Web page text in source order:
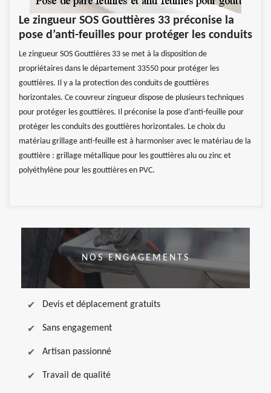
Le zingueur SOS Gouttières 33 préconise la
pose d’anti-feuilles pour protéger les conduits
Le zingueur SOS Gouttières 33 se met à la disposition de
propriétaires dans le département 33550 pour protéger les
gouttières. Il y a la protection des conduits de gouttières
horizontales. Ce couvreur zingueur dispose de plusieurs techniques
pour protéger les gouttières. Il préconise la pose d’anti-feuille pour
protéger les conduits des gouttières horizontales. Le choix du
matériau grillage anti-feuille est à harmoniser avec le matériau de la
gouttière : grillage métallique pour les gouttières alu ou zinc et
polyéthylène pour les gouttières en PVC.
NOS ENGAGEMENTS
Devis et déplacement gratuits
Sans engagement
Artisan passionné
Travail de qualité